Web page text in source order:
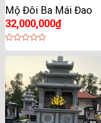
Mộ Đôi Ba Mái Đao
32,000,000₫
0